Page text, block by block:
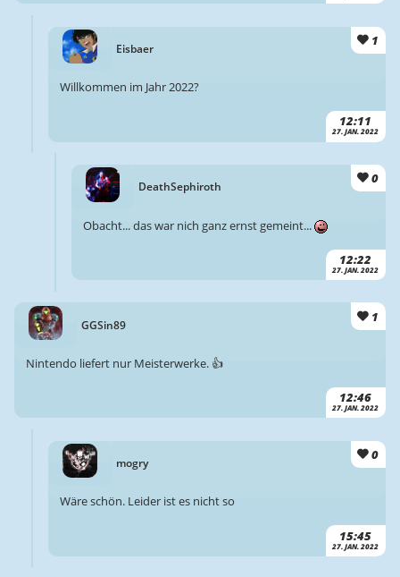
Eisbaer
1
12:11
27. JAN. 2022
Willkommen im Jahr 2022?
DeathSephiroth
0
12:22
27. JAN. 2022
Obacht... das war nich ganz ernst gemeint...
GGSin89
1
12:46
27. JAN. 2022
Nintendo liefert nur Meisterwerke. 👍
mogry
0
15:45
27. JAN. 2022
Wäre schön. Leider ist es nicht so